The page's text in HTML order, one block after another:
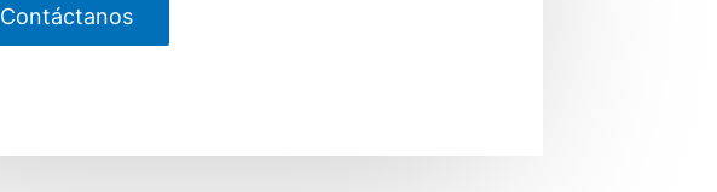
Contáctanos